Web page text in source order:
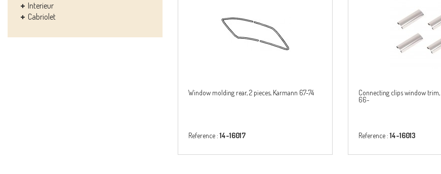
Interieur
Cabriolet
Window molding rear, 2 pieces, Karmann 67-74
Reference :14-16017
Connecting clips window trim,
66-
Reference :14-16013